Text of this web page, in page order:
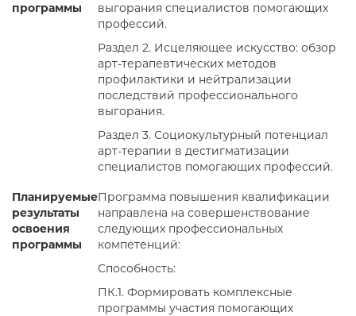
программы
выгорания специалистов помогающих
профессий.
Раздел 2. Исцеляющее искусство: обзор
арт-терапевтических методов
профилактики и нейтрализации
последствий профессионального
выгорания.
Раздел 3. Социокультурный потенциал
арт-терапии в дестигматизации
специалистов помогающих профессий.
Планируемые
результаты
освоения
программы
Программа повышения квалификации
направлена на совершенствование
следующих профессиональных
компетенций:
Способность:
ПК.1. Формировать комплексные
программы участия помогающих